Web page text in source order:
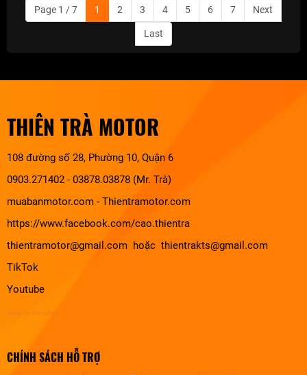
Page 1 / 7 1 2 3 4 5 6 7 Next
Last
THIÊN TRÀ MOTOR
108 đường số 28, Phường 10, Quận 6
0903.271402 - 03878.03878 (Mr. Trà)
muabanmotor.com - Thientramotor.com
https://www.facebook.com/cao.thientra
thientramotor@gmail.com hoặc thientrakts@gmail.com
TikTok
Youtube
design by chuonghung
CHÍNH SÁCH HỖ TRỢ